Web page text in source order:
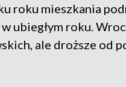
roku mieszkania
ubiegłym roku.
ale droższe od